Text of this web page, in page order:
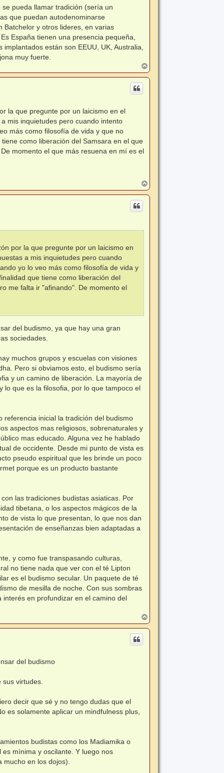
pueda llamar tradición (sería un
que puedan autodenominarse
Batchelor y otros lideres, en varias
España tienen una presencia pequeña,
están son EEUU, UK, Australia,
muy fuerte.
r
r
la que pregunte por un laicismo en el
mis inquietudes pero cuando intento
más como filosofía de vida y que no
como liberación del Samsara en el que
momento el que más resuena en mí es el
r
r
por la que pregunte por un laicismo en
a mis inquietudes pero cuando
yo lo veo más como filosofía de vida y
que tiene como liberación del
me falta ir "afinando". De momento el
del budismo, ya que hay una gran
sociedades.
muchos grupos y escuelas con visiones
Pero si obviamos esto, el budismo sería
y un camino de liberación. La mayoría de
lo que es la filosofia, por lo que tampoco el
referencia inicial la tradición del budismo
aspectos mas religiosos, sobrenaturales y
mas educado. Alguna vez he hablado
de occidente. Desde mi punto de vista es
pseudo espiritual que les brinde un poco
porque es un producto bastante
las tradiciones budistas asiaticas. Por
tibetana, o los aspectos mágicos de la
de vista lo que presentan, lo que nos dan
de enseñanzas bien adaptadas a
y como fue transpasando culturas,
no tiene nada que ver con el té Lipton
es el budismo secular. Un paquete de té
de mesilla de noche. Con sus sombras
en profundizar en el camino del
r
r
del budismo
sus virtudes.
decir que sé y no tengo dudas que el
es solamente aplicar un mindfulness plus,
budistas como los Madiamika o
mínima y oscilante. Y luego nos
mucho en los dojos).